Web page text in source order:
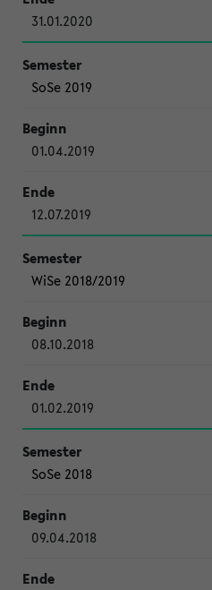
31.01.2020
SoSe 2019
01.04.2019
12.07.2019
WiSe 2018/2019
08.10.2018
01.02.2019
SoSe 2018
09.04.2018